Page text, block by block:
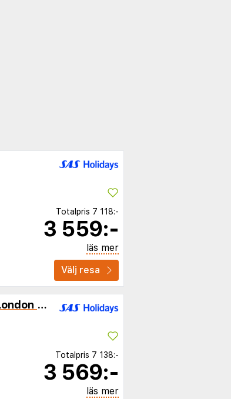
Totalpris 7 118:-
3 559:-
läs mer
Välj resa
Four Points Flex by Sheraton London Shoreditch East
Totalpris 7 138:-
3 569:-
läs mer